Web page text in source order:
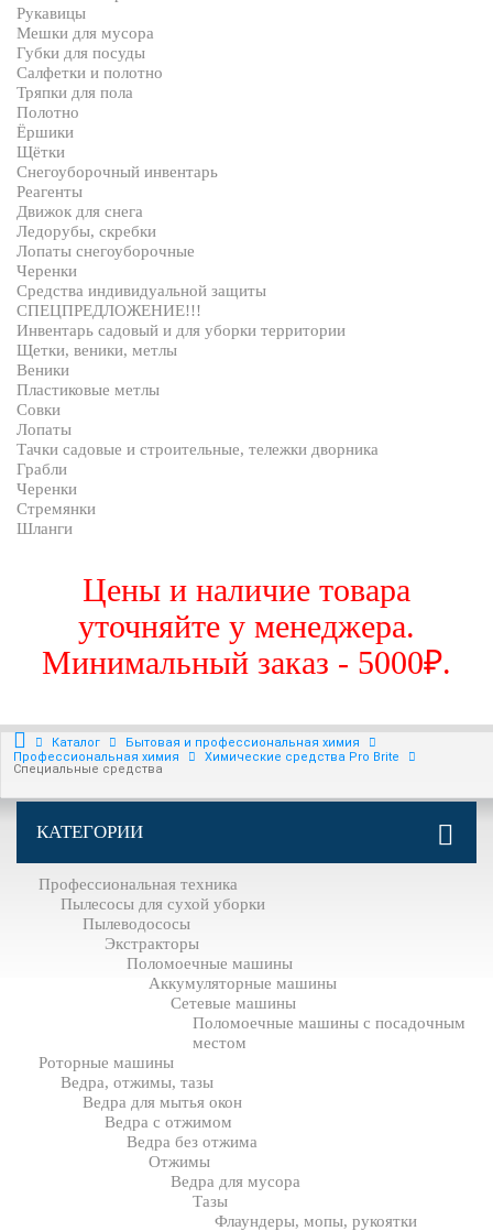
Рукавицы
Мешки для мусора
Губки для посуды
Салфетки и полотно
Тряпки для пола
Полотно
Ёршики
Щётки
Снегоуборочный инвентарь
Реагенты
Движок для снега
Ледорубы, скребки
Лопаты снегоуборочные
Черенки
Средства индивидуальной защиты
СПЕЦПРЕДЛОЖЕНИЕ!!!
Инвентарь садовый и для уборки территории
Щетки, веники, метлы
Веники
Пластиковые метлы
Совки
Лопаты
Тачки садовые и строительные, тележки дворника
Грабли
Черенки
Стремянки
Шланги
Цены и наличие товара
уточняйте у менеджера.
Минимальный заказ - 5000₽.
Каталог
Бытовая и профессиональная химия
Профессиональная химия
Химические средства Pro Brite
Специальные средства
КАТЕГОРИИ
Профессиональная техника
Пылесосы для сухой уборки
Пылеводососы
Экстракторы
Поломоечные машины
Аккумуляторные машины
Сетевые машины
Поломоечные машины с посадочным
местом
Роторные машины
Ведра, отжимы, тазы
Ведра для мытья окон
Ведра с отжимом
Ведра без отжима
Отжимы
Ведра для мусора
Тазы
Флаундеры, мопы, рукоятки